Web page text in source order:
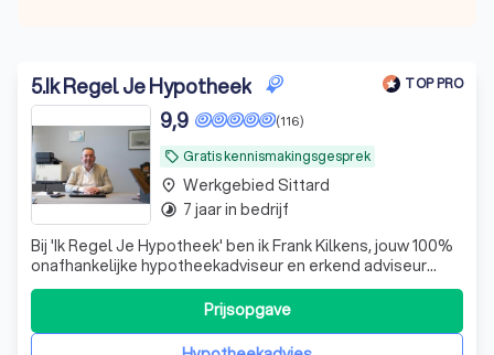
5.Ik Regel Je Hypotheek TOP PRO
local_offer Gratis kennismakingsgesprek
(116)
9,9
Bij 'Ik Regel Je Hypotheek' ben ik Frank Kilkens, jouw 100%
onafhankelijke hypotheekadviseur en erkend adviseur
duurzaam wonen. Mijn passie ligt in het helpen van zowel
starters als ervaren huizenkopers bij het realiseren van
hun droomhuis. Of je nu een zzp'er bent die een
hypotheek zoekt, of als se
Prijsopgave
place Werkgebied Sittard
timelapse 7 jaar in bedrijf